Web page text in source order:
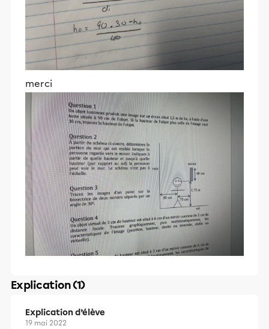
merci
Explication (1)
Explication d’élève
19 mai 2022